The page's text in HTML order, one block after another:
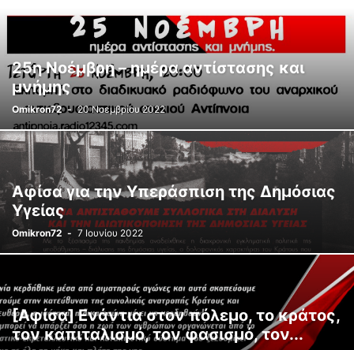
25η Νοέμβρη – ημέρα αντίστασης και
μνήμης
Omikron72 - 20 Νοεμβρίου 2022
Aφίσα για την Υπεράσπιση της Δημόσιας
Υγείας
Omikron72 - 7 Ιουνίου 2022
[Αφίσα] Ενάντια στον πόλεμο, το κράτος,
τον καπιταλισμό, τον φασισμό, τον...